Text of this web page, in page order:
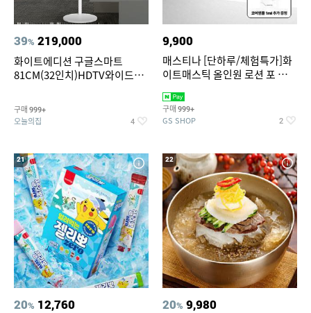
39% 219,000
화이트에디션 구글스마트
81CM(32인치)HDTV와이드무
구매 999+
오늘의집 4
9,900
매스티나 [단하루/체험특가]화
이트매스틱 올인원 로션 포 맨
구매 999+
GS SHOP 2
21
20% 12,760
22
20% 9,980